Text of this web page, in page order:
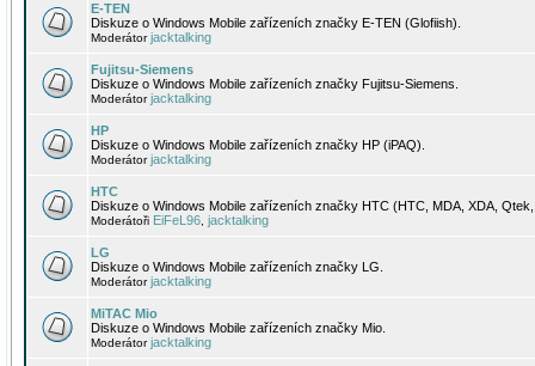
E-TEN
Diskuze o Windows Mobile zařízeních značky E-TEN (Glofiish).
Moderátorjacktalking
Fujitsu-Siemens
Diskuze o Windows Mobile zařízeních značky Fujitsu-Siemens.
Moderátorjacktalking
HP
Diskuze o Windows Mobile zařízeních značky HP (iPAQ).
Moderátorjacktalking
HTC
Diskuze o Windows Mobile zařízeních značky HTC (HTC, MDA, XDA,
Moderátoři EiFeL96 jacktalking
LG
Diskuze o Windows Mobile zařízeních značky LG.
Moderátorjacktalking
MiTAC Mio
Diskuze o Windows Mobile zařízeních značky Mio.
Moderátorjacktalking